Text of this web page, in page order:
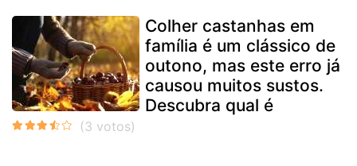
Colher castanhas em
família é um clássico de
outono, mas este erro já
causou muitos sustos.
Descubra qual é